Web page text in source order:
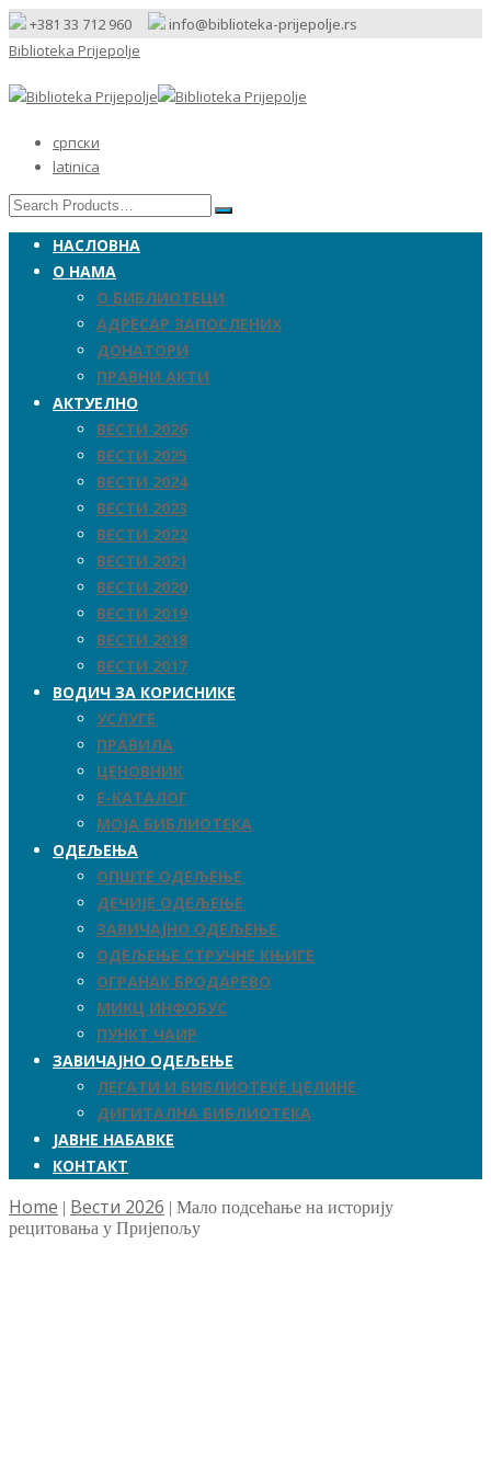
+381 33 712 960
info@biblioteka-prijepolje.rs
Biblioteka Prijepolje
српски
latinica
НАСЛОВНА
О НАМА
О БИБЛИОТЕЦИ
АДРЕСАР ЗАПОСЛЕНИХ
ДОНАТОРИ
ПРАВНИ АКТИ
АКТУЕЛНО
ВЕСТИ 2026
ВЕСТИ 2025
ВЕСТИ 2024
ВЕСТИ 2023
ВЕСТИ 2022
ВЕСТИ 2021
ВЕСТИ 2020
ВЕСТИ 2019
ВЕСТИ 2018
ВЕСТИ 2017
ВОДИЧ ЗА КОРИСНИКЕ
УСЛУГЕ
ПРАВИЛА
ЦЕНОВНИК
Е-КАТАЛОГ
МОЈА БИБЛИОТЕКА
ОДЕЉЕЊА
ОПШТЕ ОДЕЉЕЊЕ
ДЕЧИЈЕ ОДЕЉЕЊЕ
ЗАВИЧАЈНО ОДЕЉЕЊЕ
ОДЕЉЕЊЕ СТРУЧНЕ КЊИГЕ
ОГРАНАК БРОДАРЕВО
МИКЦ ИНФОБУС
ПУНКТ ЧАИР
ЗАВИЧАЈНО ОДЕЉЕЊЕ
ЛЕГАТИ И БИБЛИОТЕКЕ ЦЕЛИНЕ
ДИГИТАЛНА БИБЛИОТЕКА
ЈАВНЕ НАБАВКЕ
КОНТАКТ
Home | Вести 2026 | Мало подсећање на историју
рецитовања у Пријепољу